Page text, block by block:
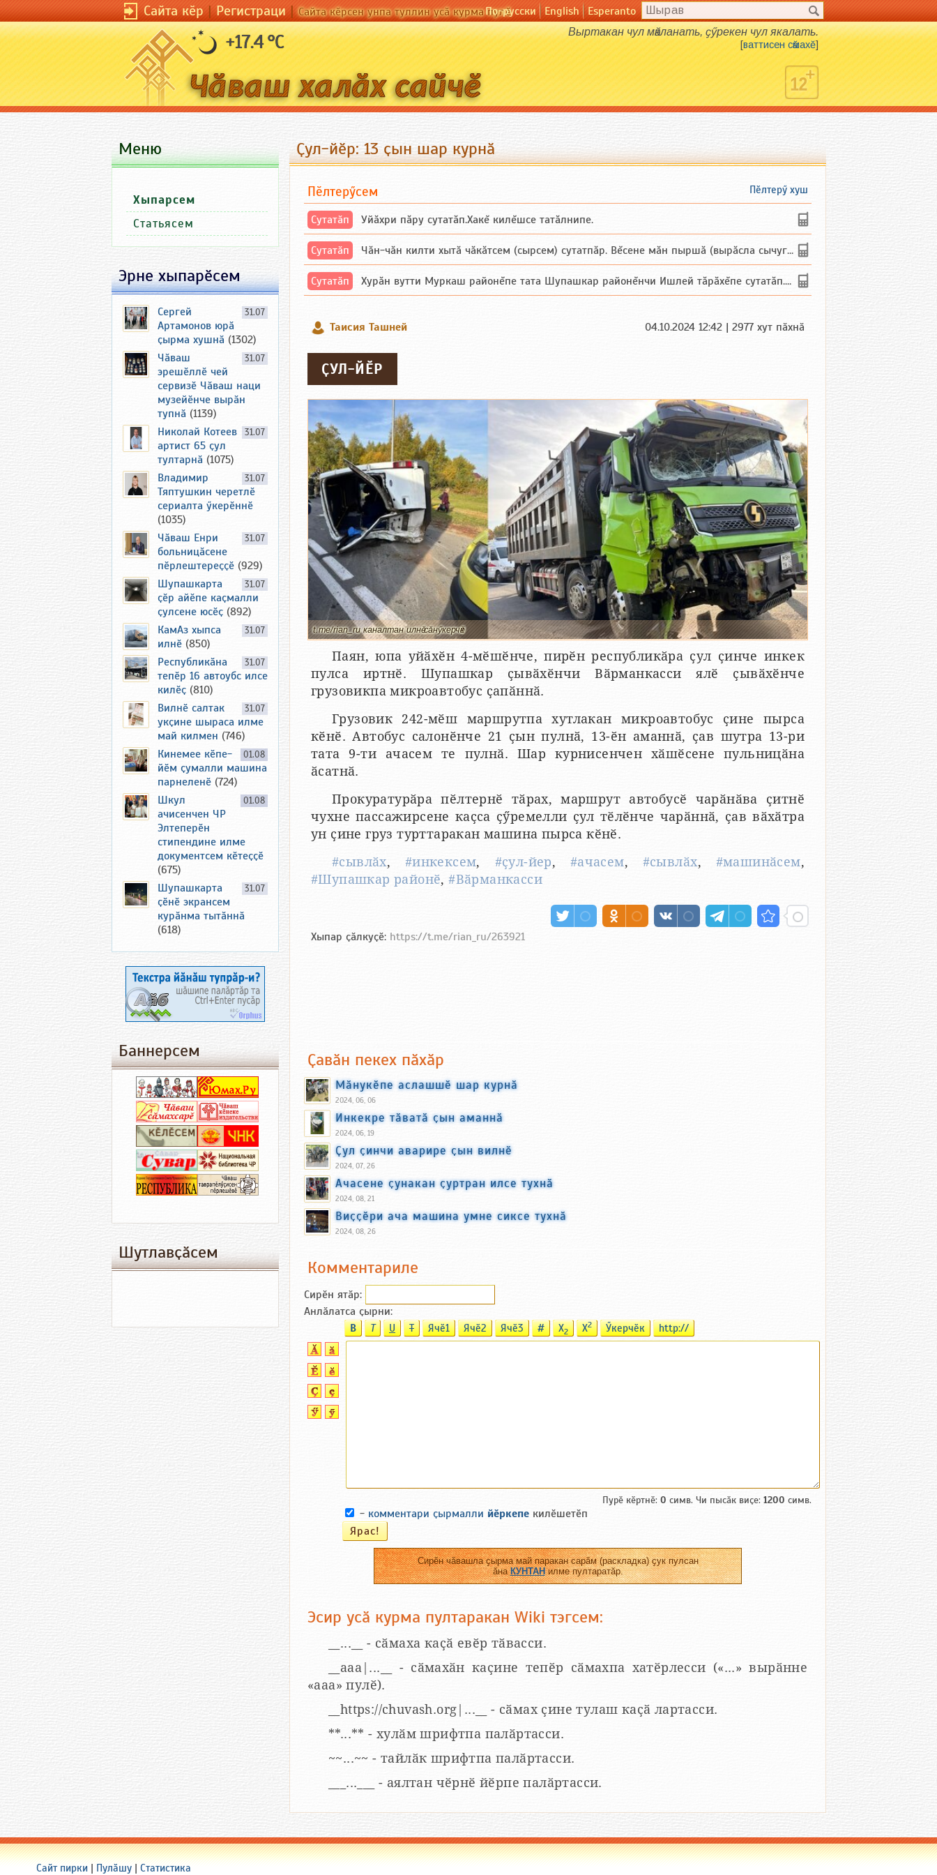
Сайта кӗр|Регистраци|Сайта кӗрсен унпа туллин усӑ курма пулӗПо-русски English Esperanto
+17.4 °C Выртакан чул мӑкланать, ҫӳрекен чул якалать.
[ваттисен сӑмахӗ]
Ҫул-йӗр: 13 ҫын шар курнӑ
Пӗлтерӳ хуш
Пӗлтерӳсем
Сутатӑп Уйăхри пăру сутатăп.Хакĕ килĕшсе татăлнипе.
Сутатӑп Чăн-чăн килти хытă чăкăтсем (сырсем) сутатпăр. Вĕсене мăн пыршă (вырăсла сычуг) ...
Сутатӑп Хурăн вутти Муркаш районĕпе тата Шупашкар районĕнчи Ишлей тăрăхĕпе сутатăп. Ха...
Таисия Ташней 04.10.2024 12:42 | 2977 хут пӑхнӑ
ҪУЛ-ЙӖР
t.me/rian_ru каналтан илнӗ сӑнӳкерчӗк
Паян, юпа уйӑхӗн 4-мӗшӗнче, пирӗн республикӑра ҫул ҫинче инкек
пулса иртнӗ. Шупашкар ҫывӑхӗнчи Вӑрманкасси ялӗ ҫывӑхӗнче
грузовикпа микроавтобус ҫапӑннӑ.
Грузовик 242-мӗш маршрутпа хутлакан микроавтобус ҫине пырса
кӗнӗ. Автобус салонӗнче 21 ҫын пулнӑ, 13-ӗн аманнӑ, ҫав шутра 13-ри
тата 9-ти ачасем те пулнӑ. Шар курнисенчен хӑшӗсене пульницӑна
ӑсатнӑ.
Прокуратурӑра пӗлтернӗ тӑрах, маршрут автобусӗ чарӑнӑва ҫитнӗ
чухне пассажирсене каҫса ҫӳремелли ҫул тӗлӗнче чарӑннӑ, ҫав вӑхӑтра
ун ҫине груз турттаракан машина пырса кӗнӗ.
#сывлӑх, #инкексем, #ҫул-йер, #ачасем, #сывлӑх, #машинӑсем,
#Шупашкар районӗ,#Вӑрманкасси
Хыпар ҫӑлкуҫӗ: https://t.me/rian_ru/263921
Ҫавӑн пекех пӑхӑр
Мӑнукӗпе аслашшӗ шар курнӑ
2024, 06, 06
Инкекре тӑватӑ ҫын аманнӑ
2024, 06, 19
Ҫул ҫинчи аварире ҫын вилнӗ
2024, 07, 26
Ачасене ҫунакан ҫуртран илсе тухнӑ
2024, 08, 21
Виҫҫӗри ача машина умне сиксе тухнӑ
2024, 08, 26
Комментариле
Сирӗн ятӑp:
Анлӑлатса ҫырни:
B T U T Ячӗ1 Ячӗ2 Ячӗ3 # X2 X2 Ӳкерчӗк http://
Пурӗ кӗртнӗ: 0 симв. Чи пысӑк виҫе: 1200 симв.
- комментари ҫырмалли йӗркепе килӗшетӗп
Сирӗн чӑвашла ҫырма май паракан сарӑм (раскладка) ҫук пулсан
ӑнаКУНТАНилме пултаратӑр.
Эсир усӑ курма пултаракан Wiki тэгсем:
__...__ - сӑмаха каҫӑ евӗр тӑвасси.
__aaa|...__ - сӑмахӑн каҫине тепӗр сӑмахпа хатӗрлесси («...» вырӑнне
«ааа» пулӗ).
__https://chuvash.org|...__ - сӑмах ҫине тулаш каҫӑ лартасси.
**...** - хулӑм шрифтпа палӑртасси.
~~...~~ - тайлӑк шрифтпа палӑртасси.
___...___ - аялтан чӗрнӗ йӗрпе палӑртасси.
Меню
Хыпарсем
Статьясем
Эрне хыпарӗсем
31.07
Сергей
Артамонов юрӑ
ҫырма хушнӑ (1302)
31.07
Чӑваш
эрешӗллӗ чей
сервизӗ Чӑваш наци
музейӗнче вырӑн
тупнӑ (1139)
31.07
Николай Котеев
артист 65 ҫул
тултарнӑ (1075)
31.07
Владимир
Тяптушкин черетлӗ
сериалта ӳкерӗннӗ
(1035)
31.07
Чӑваш Енри
больницӑсене
пӗрлештереҫҫӗ (929)
31.07
Шупашкарта
ҫӗр айӗпе каҫмалли
ҫулсене юсӗҫ (892)
31.07
КамАз хыпса
илнӗ (850)
31.07
Республикӑна
тепӗр 16 автоубс илсе
килӗҫ (810)
31.07
Вилнӗ салтак
укҫине шыраса илме
май килмен (746)
01.08
Кинемее кӗпе-
йӗм ҫумалли машина
парнеленӗ (724)
01.08
Шкул
ачисенчен ЧР
Элтеперӗн
стипендине илме
документсем кӗтеҫҫӗ
(675)
31.07
Шупашкарта
ҫӗнӗ экрансем
курӑнма тытӑннӑ
(618)
Баннерсем
Шутлавҫӑсем
Сайт пирки Пулӑшу Статистика